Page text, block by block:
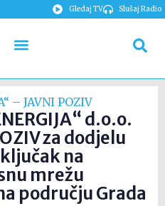
Gledaj TV Slušaj Radio
– JAVNI POZIV
d.o.o.
za dodjelu
na
mrežu
području Grada